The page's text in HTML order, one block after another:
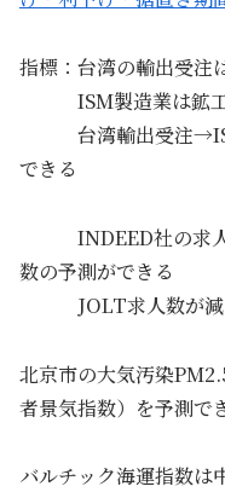
指標：台湾の輸出受
ISM製造業は鉱工
台湾輸出受注
できる
INDEED社の求人
数の予測ができる
JOLT求人数が減少
北京市の大気汚染
者景気指数）を予測で
バルチック海運指数は